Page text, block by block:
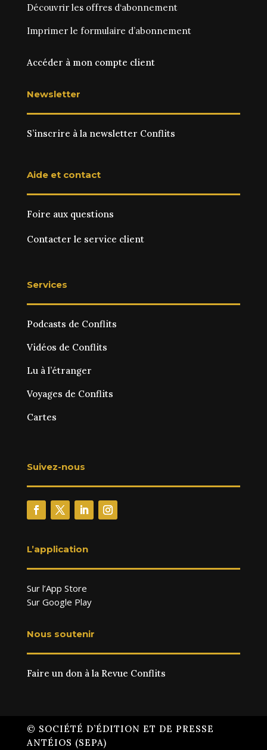
Découvrir les offres d‘abonnement
Imprimer le formulaire d’abonnement
Accéder à mon compte client
Newsletter
S’inscrire à la newsletter Conflits
Aide et contact
Foire aux questions
Contacter le service client
Services
Podcasts de Conflits
Vidéos de Conflits
Lu à l’étranger
Voyages de Conflits
Cartes
Suivez-nous
L’application
Sur l’App Store
Sur Google Play
Nous soutenir
Faire un don à la Revue Conflits
© SOCIÉTÉ D’ÉDITION ET DE PRESSE
ANTÉIOS (SEPA)